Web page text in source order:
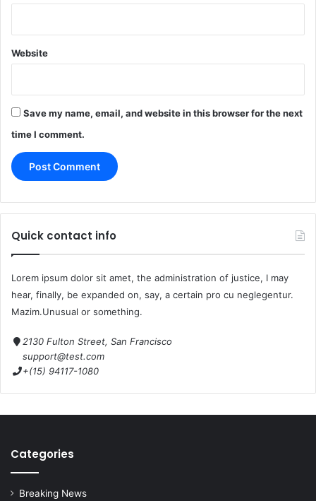
Website
Save my name, email, and website in this browser for the next
time I comment.
Quick contact info
Lorem ipsum dolor sit amet, the administration of justice, I may
hear, finally, be expanded on, say, a certain pro cu neglegentur.
Mazim.Unusual or something.
2130 Fulton Street, San Francisco
support@test.com
+(15) 94117-1080
Categories
Breaking News